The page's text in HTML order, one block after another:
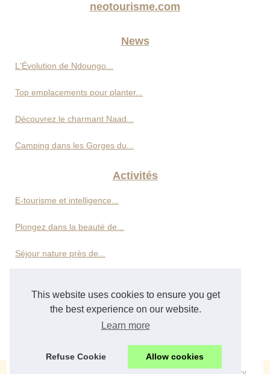
This website uses cookies to ensure you get
the best experience on our website.
Learn more
Refuse Cookie Allow cookies
neotourisme.com
News
L'Évolution de Ndoungo...
Top emplacements pour planter...
Découvrez le charmant Naad...
Camping dans les Gorges du...
Activités
E-tourisme et intelligence...
Plongez dans la beauté de...
Séjour nature près de...
Hôtels